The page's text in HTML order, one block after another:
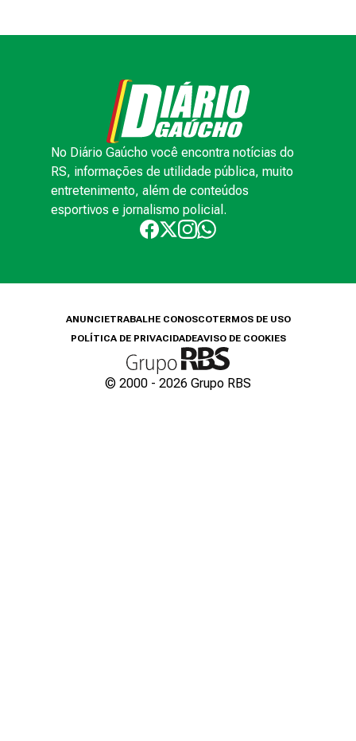
No Diário Gaúcho você encontra notícias do
RS, informações de utilidade pública, muito
entretenimento, além de conteúdos
esportivos e jornalismo policial.
ANUNCIETRABALHE CONOSCOTERMOS DE USO
POLÍTICA DE PRIVACIDADEAVISO DE COOKIES
© 2000 - 2026 Grupo RBS